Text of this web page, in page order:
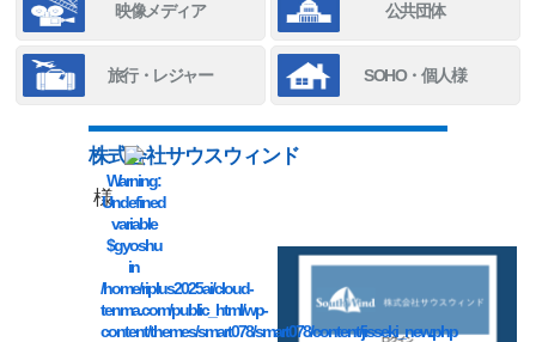
映像メディア 公共団体
旅行・レジャー SOHO・個人様
Warning:
Undefined
variable
$gyoshu
in
/home/riplus2025ai/cloud-
tenma.com/public_html/wp-
content/themes/smart078/smart078/content/jisseki_new.php
株式会社サウスウィンド
様